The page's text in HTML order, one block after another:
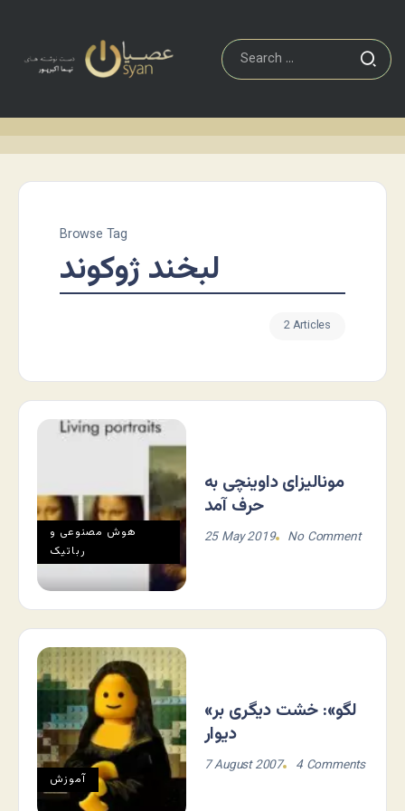
Browse Tag
لبخند ژوکوند
2 Articles
هوش مصنوعی و
رباتیک
مونالیزای داوینچی به
حرف آمد
25 May 2019 No Comment
آموزش
«لگو»: خشت دیگری بر
دیوار
7 August 2007 4 Comments